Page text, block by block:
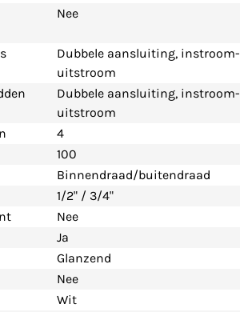
Nee
Dubbele aansluiting, instroom-
uitstroom
Dubbele aansluiting, instroom-
uitstroom
4
100
Binnendraad/buitendraad
1/2" / 3/4"
Nee
Ja
Glanzend
Nee
Wit